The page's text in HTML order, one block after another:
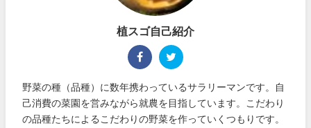
植スゴ自己紹介
野菜の種（品種）に数年携わっているサラリーマンです。自
己消費の菜園を営みながら就農を目指しています。こだわり
の品種たちによるこだわりの野菜を作っていくつもりです。